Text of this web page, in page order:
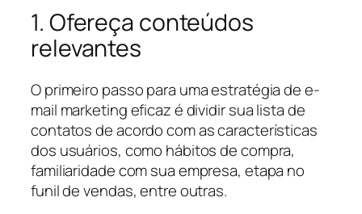
1. Ofereça conteúdos
relevantes
O primeiro passo para uma estratégia de e-
mail marketing eficaz é dividir sua lista de
contatos de acordo com as características
dos usuários, como hábitos de compra,
familiaridade com sua empresa, etapa no
funil de vendas, entre outras.